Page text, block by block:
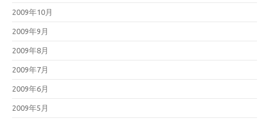
2009年10月
2009年9月
2009年8月
2009年7月
2009年6月
2009年5月